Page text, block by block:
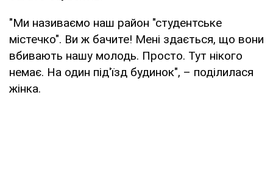
"Ми називаємо наш район "студентське
містечко". Ви ж бачите! Мені здається, що вони
вбивають нашу молодь. Просто. Тут нікого
немає. На один під'їзд будинок", – поділилася
жінка.